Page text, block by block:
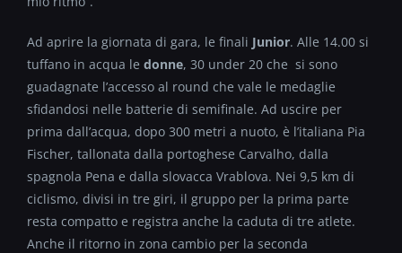
Ad aprire la giornata di gara, le finali Junior. Alle 14.00 si
tuffano in acqua le donne, 30 under 20 che si sono
guadagnate l’accesso al round che vale le medaglie
sfidandosi nelle batterie di semifinale. Ad uscire per
prima dall’acqua, dopo 300 metri a nuoto, è l’italiana Pia
Fischer, tallonata dalla portoghese Carvalho, dalla
spagnola Pena e dalla slovacca Vrablova. Nei 9,5 km di
ciclismo, divisi in tre giri, il gruppo per la prima parte
resta compatto e registra anche la caduta di tre atlete.
Anche il ritorno in zona cambio per la seconda